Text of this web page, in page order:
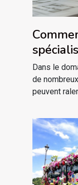
projet
Dans le
de
peuvent